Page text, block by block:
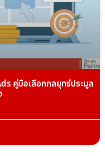
คู่มือเลือกกลยุทธ์ประมูล